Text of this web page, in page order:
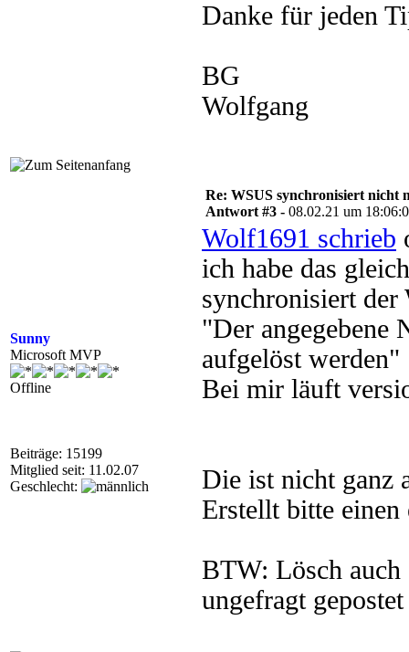
Danke für jeden
BG
Wolfgang
Sunny
Microsoft MVP
Offline
Beiträge: 15199
Mitglied seit: 11.02.07
Geschlecht:
Re: WSUS synchronisiert nicht
Antwort #3 - 08.02.21 um
Wolf1691 schrieb
ich habe das
synchronisiert
"Der angegebene
aufgelöst werden"
Bei mir läuft
Die ist nicht ganz
Erstellt bitte einen
BTW: Lösch
ungefragt